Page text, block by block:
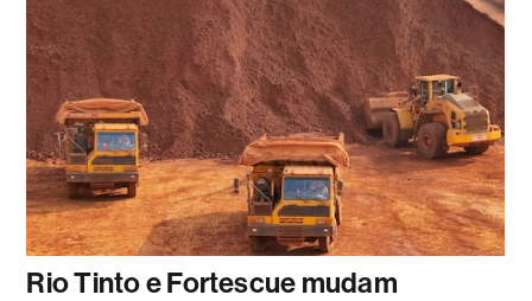
Rio Tinto e Fortescue mudam